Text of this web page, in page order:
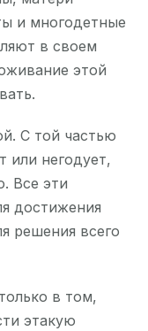
и многодетные
в своем
этой
С той частью
или негодует,
Все эти
достижения
решения всего
в том,
этакую